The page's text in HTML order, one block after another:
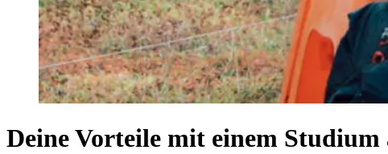
Deine Vorteile mit einem Studium